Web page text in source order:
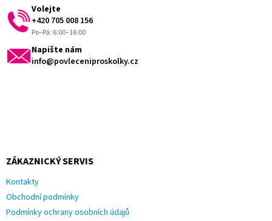
Volejte
+420 705 008 156
Po–Pá: 6:00–16:00
Napište nám
info@povleceniproskolky.cz
ZÁKAZNICKÝ SERVIS
Kontakty
Obchodní podmínky
Podmínky ochrany osobních údajů